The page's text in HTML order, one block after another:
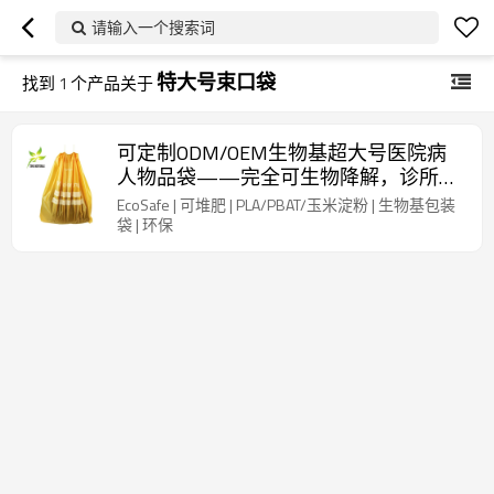
请输入一个搜索词
找到 1 个产品关于特大号束口袋
可定制ODM/OEM生物基超大号医院病
人物品袋——完全可生物降解，诊所理
想之选，环境可持续，含认证，可按需
提供样品
EcoSafe | 可堆肥 | PLA/PBAT/玉米淀粉 | 生物基包装
袋 | 环保